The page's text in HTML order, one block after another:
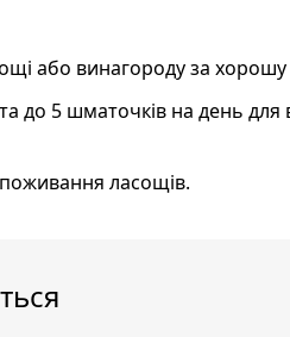
або винагороду за хорошу
до 5 шматочків на день для
ласощів.